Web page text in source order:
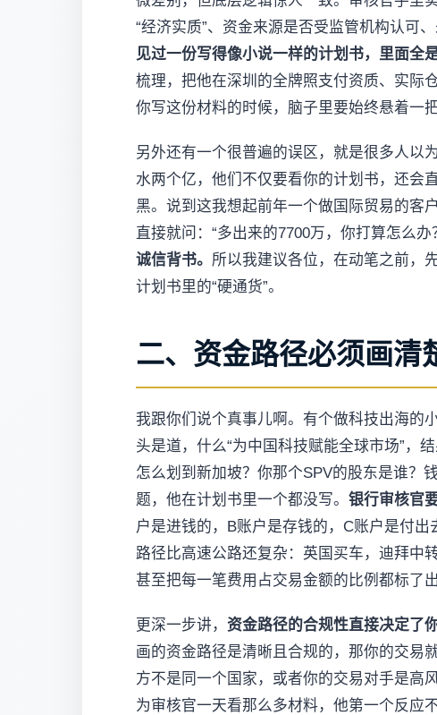
“经济实质”、资金来源是否受监管机构认可
见过一份写得像小说一样的计划书，里面全
梳理，把他在深圳的全牌照支付资质、实际
你写这份材料的时候，脑子里要始终悬着一
另外还有一个很普遍的误区，就是很多人以
水两个亿，他们不仅要看你的计划书，还会
黑。说到这我想起前年一个做国际贸易的客
直接就问：“多出来的7700万，你打算怎么办
诚信背书。 所以我建议各位，在动笔之前，
计划书里的“硬通货”。
二、资金路径必须画清
我跟你们说个真事儿啊。有个做科技出海的
头是道，什么“为中国科技赋能全球市场”，
怎么划到新加坡？你那个SPV的股东是谁？
题，他在计划书里一个都没写。 银行审核官
户是进钱的，B账户是存钱的，C账户是付
路径比高速公路还复杂：英国买车，迪拜中
甚至把每一笔费用占交易金额的比例都标了
更深一步讲， 资金路径的合规性直接决定了
画的资金路径是清晰且合规的，那你的交易
方不是同一个国家，或者你的交易对手是高
为审核官一天看那么多材料，他第一个反应